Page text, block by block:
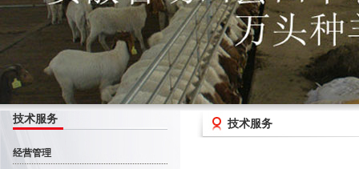
技术服务
经营管理
技术服务